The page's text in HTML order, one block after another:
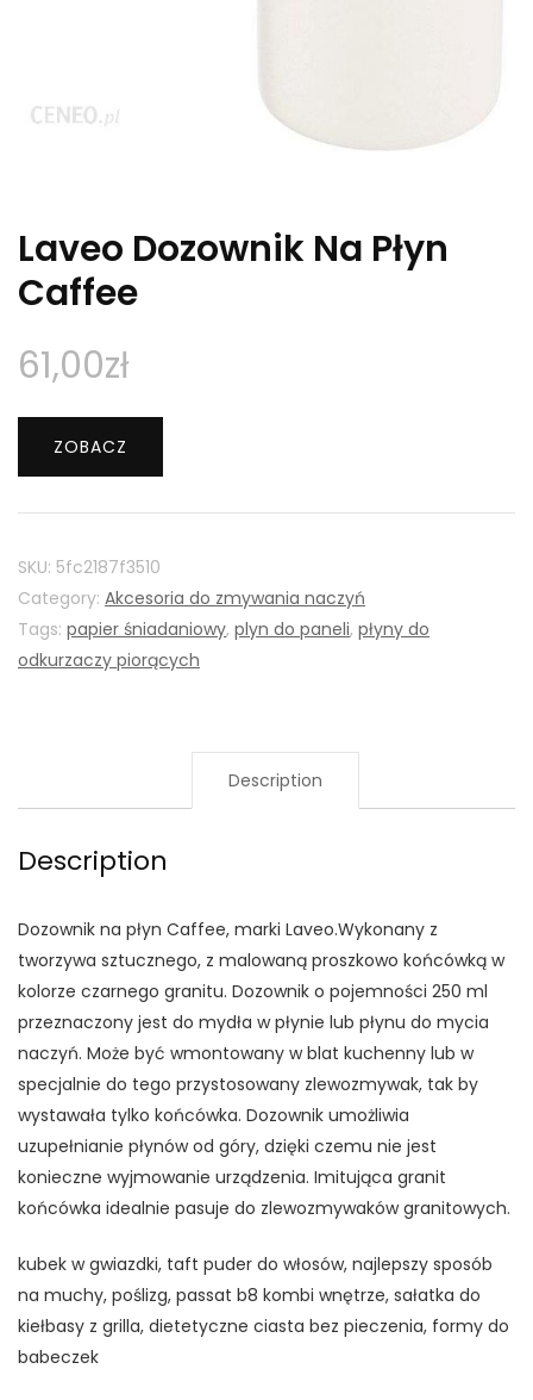
Laveo Dozownik Na Płyn
Caffee
61,00zł
ZOBACZ
SKU: 5fc2187f3510
Category: Akcesoria do zmywania naczyń
Tags: papier śniadaniowy, plyn do paneli, płyny do
odkurzaczy piorących
Description
Description
Dozownik na płyn Caffee, marki Laveo.Wykonany z
tworzywa sztucznego, z malowaną proszkowo końcówką w
kolorze czarnego granitu. Dozownik o pojemności 250 ml
przeznaczony jest do mydła w płynie lub płynu do mycia
naczyń. Może być wmontowany w blat kuchenny lub w
specjalnie do tego przystosowany zlewozmywak, tak by
wystawała tylko końcówka. Dozownik umożliwia
uzupełnianie płynów od góry, dzięki czemu nie jest
konieczne wyjmowanie urządzenia. Imitująca granit
końcówka idealnie pasuje do zlewozmywaków granitowych.
kubek w gwiazdki, taft puder do włosów, najlepszy sposób
na muchy, poślizg, passat b8 kombi wnętrze, sałatka do
kiełbasy z grilla, dietetyczne ciasta bez pieczenia, formy do
babeczek